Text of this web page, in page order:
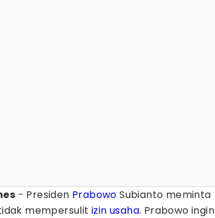
- Presiden Prabowo Subianto meminta
mempersulit izin usaha. Prabowo ingin